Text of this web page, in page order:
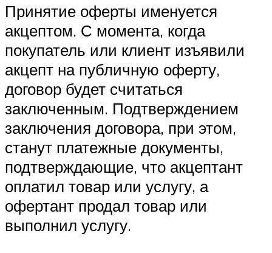
Принятие оферты именуется
акцептом. С момента, когда
покупатель или клиент изъявили
акцепт на публичную оферту,
договор будет считаться
заключенным. Подтверждением
заключения договора, при этом,
станут платежные документы,
подтверждающие, что акцептант
оплатил товар или услугу, а
офертант продал товар или
выполнил услугу.